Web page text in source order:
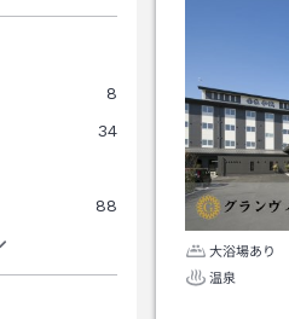
8
34
88
大浴場あり
温泉